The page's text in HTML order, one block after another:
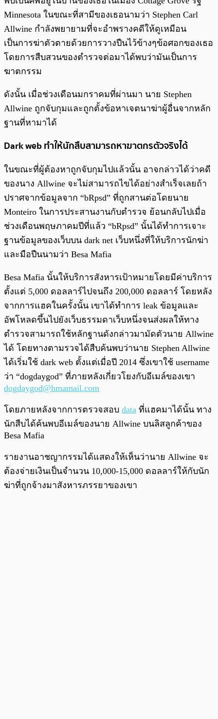
Minnesota ในขณะที่สามีของเธอนามว่า Stephen Carl
Allwine กำลังพยายามที่จะอำพรางคดีให้ดูเหมือน
เป็นการฆ่าตัวตายด้วยการวางปืนไว้ข้างๆข้อศอกของเธอ
โดยการสืบสวนของตำรวจต่อมาได้พบว่ามันเป็นการ
ฆาตกรรม
ดังนั้น เมื่อช่วงเดือนมกราคมที่ผ่านมา นาย Stephen
Allwine ถูกจับกุมและถูกตั้งข้อหาเจตนาฆ่าผู้อื่นจากหลัก
ฐานที่หามาได้
Dark webทำให้นักสืบสามารถหาฆาตกรตัวจริงได้
ในขณะที่ผู้ต้องหาถูกจับกุมไปแล้วนั้น อาจกล่าวได้ว่าคดี
ของนาง Allwine จะไม่สามารถไขได้อย่างสำเร็จเลยถ้า
ปราศจากข้อมูลจาก “bRpsd” ที่ถูกสานต่อโดยนาย
Monteiro ในการประสานงานกับตำรวจ ย้อนกลับไปเมื่อ
ช่วงเดือนพฤษภาคมปีที่แล้ว “bRpsd” นั้นได้ทำการเจาะ
ฐานข้อมูลของเว็บบน dark net เว็บหนึ่งที่ให้บริการนักฆ่า
และมือปืนนามว่า Besa Mafia
Besa Mafia นั้นให้บริการสังหารเป้าหมายโดยมีค่าบริการ
ตั้งแต่ 5,000 ดอลลาร์ไปจนถึง 200,000 ดอลลาร์ โดยหลัง
จากการแฮคในครั้งนั้น เขาได้ทำการ leak ข้อมูลและ
อัพโหลดขึ้นไปยังเว็บธรรมดาเว็บหนึ่งจนส่งผลให้ทาง
ตำรวจสามารถใช้หลักฐานดังกล่าวมามัดตัวนาย Allwine
ได้ โดยทางตามรวจได้สืบค้นพบว่านาย Stephen Allwine
ได้เริ่มใช้ dark web ตั้งแต่เมื่อปี 2014 ซึ่งเขาใช้ username
ว่า “dogdaygod” ที่ภายหลังเกี่ยวโยงกับอีเมล์ของเขา
dogdaygod@hmamail.com
โดยภายหลังจากการตรวจสอบ data ที่แฮคมาได้นั้น ทาง
นักสืบได้ค้นพบอีเมล์ของนาย Allwine บนลิสลูกค้าของ
Besa Mafia
รายงานอาชญากรรมได้แสดงให้เห็นว่านาย Allwine จะ
ต้องจ่ายเงินเป็นจำนวน 10,000-15,000 ดอลลาร์ให้กับนัก
ฆ่าที่ถูกจ้างมาสังหารภรรยาของเขา